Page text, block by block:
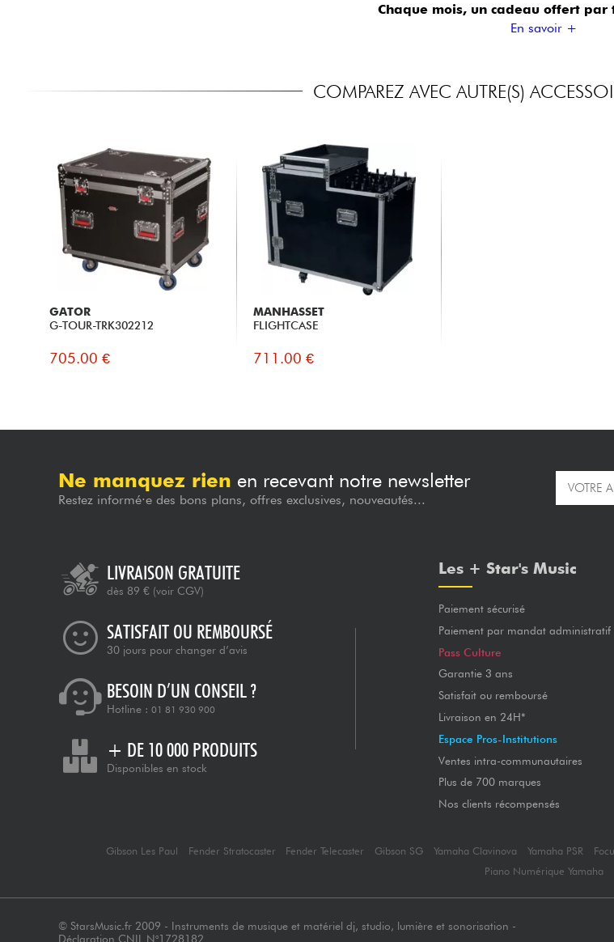
Chaque mois, un cadeau offert par
En savoir +
COMPAREZ AVEC AUTRE(S)
GATOR
G-TOUR-TRK302212
705.00 €
MANHASSET
FLIGHTCASE
711.00 €
Ne manquez rien en recevant notre newsletter
Restez informé·e des bons plans, offres exclusives, nouveautés...
LIVRAISON GRATUITE
dès 89 € (voir CGV)
SATISFAIT OU REMBOURSÉ
30 jours pour changer d’avis
BESOIN D’UN CONSEIL ?
Hotline : 01 81 930 900
+ DE 10 000 PRODUITS
Disponibles en stock
Les + Star's Music
Paiement sécurisé
Paiement par mandat administratif
Pass Culture
Garantie 3 ans
Satisfait ou remboursé
Livraison en 24H*
Espace Pros-Institutions
Ventes intra-communautaires
Plus de 700 marques
Nos clients récompensés
Gibson Les Paul Fender Stratocaster Fender Telecaster Gibson SG Yamaha Clavinova Yamaha PSR
Piano Numérique Yamaha
© StarsMusic.fr 2009 - Instruments de musique et matériel dj, studio, lumière et sonorisation -
Déclaration CNIL N°1728182